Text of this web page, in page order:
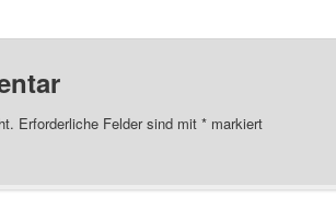
Erforderliche Felder sind mit *markiert